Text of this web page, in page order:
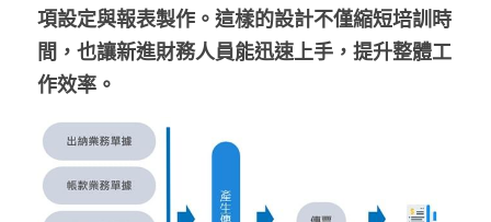
項設定與報表製作。這樣的設計不僅縮短培訓時
間，也讓新進財務人員能迅速上手，提升整體工
作效率。